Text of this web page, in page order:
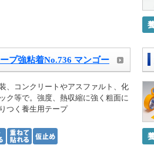
プ強粘着No.736 マンゴー
、コンクリートやアスファルト、化
ク等で。強度、熱収縮に強く粗面に
つく養生用テープ